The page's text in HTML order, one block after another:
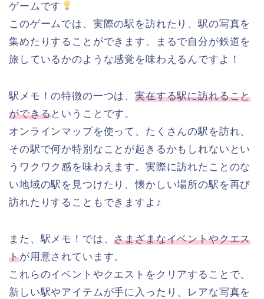
ゲームです
このゲームでは、実際の駅を訪れたり、駅の写真を
集めたりすることができます。まるで自分が鉄道を
旅しているかのような感覚を味わえるんですよ！
駅メモ！の特徴の一つは、実在する駅に訪れること
ができるということです。
オンラインマップを使って、たくさんの駅を訪れ、
その駅で何か特別なことが起きるかもしれないとい
うワクワク感を味わえます。実際に訪れたことのな
い地域の駅を見つけたり、懐かしい場所の駅を再び
訪れたりすることもできますよ♪
また、駅メモ！では、さまざまなイベントやクエス
トが用意されています。
これらのイベントやクエストをクリアすることで、
新しい駅やアイテムが手に入ったり、レアな写真を